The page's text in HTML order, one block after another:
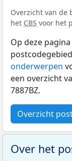
Overzicht van de
het CBS voor het
Op deze
onderwerpen
een overzicht
7887BZ.
Overzicht
Over het